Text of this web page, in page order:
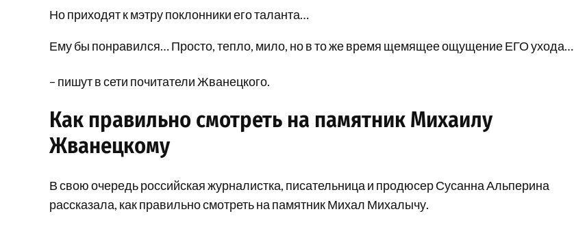
Но приходят к мэтру поклонники его таланта…
Ему бы понравился… Просто, тепло, мило, но в то же время щемящее ощущение ЕГО ухода…
– пишут в сети почитатели Жванецкого.
Как правильно смотреть на памятник Михаилу
Жванецкому
В свою очередь российская журналистка, писательница и продюсер Сусанна Альперина
рассказала, как правильно смотреть на памятник Михал Михалычу.